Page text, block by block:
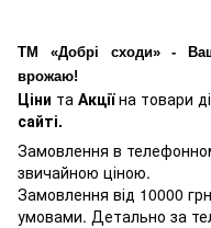
ТМ «Добрі сходи» -
врожаю!
Ціни та Акціїна товари
сайті.
Замовлення в
звичайною ціною.
Замовлення від 10000
умовами. Детально за